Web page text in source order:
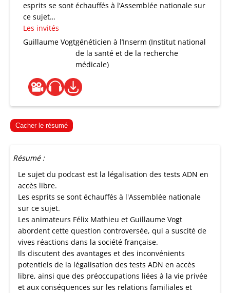
esprits se sont échauffés à l’Assemblée nationale sur
ce sujet…
Les invités
Guillaume Vogtgénéticien à l’Inserm (Institut national
de la santé et de la recherche
médicale)
Cacher le résumé
Résumé :
Le sujet du podcast est la légalisation des tests ADN en
accès libre.
Les esprits se sont échauffés à l'Assemblée nationale
sur ce sujet.
Les animateurs Félix Mathieu et Guillaume Vogt
abordent cette question controversée, qui a suscité de
vives réactions dans la société française.
Ils discutent des avantages et des inconvénients
potentiels de la légalisation des tests ADN en accès
libre, ainsi que des préoccupations liées à la vie privée
et aux conséquences sur les relations familiales et